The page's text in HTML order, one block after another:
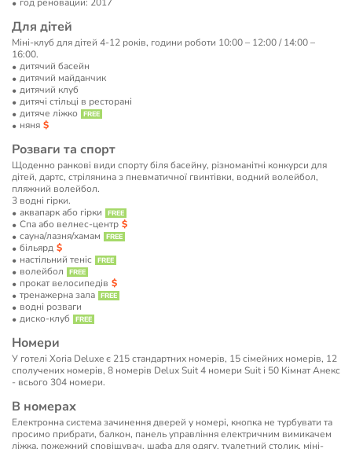
Для дітей
Міні-клуб для дітей 4-12 років, години роботи 10:00 – 12:00 / 14:00 –
16:00.
дитячий басейн
дитячий майданчик
дитячий клуб
дитячі стільці в ресторані
дитяче ліжко
няня
Розваги та спорт
Щоденно ранкові види спорту біля басейну, різноманітні конкурси для
дітей, дартс, стрілянина з пневматичної гвинтівки, водний волейбол,
пляжний волейбол.
3 водні гірки.
аквапарк або гірки
Спа або велнес-центр
сауна/лазня/хамам
більярд
настільний теніс
волейбол
прокат велосипедів
тренажерна зала
водні розваги
диско-клуб
Номери
У готелі Xoria Deluxe є 215 стандартних номерів, 15 сімейних номерів, 12
сполучених номерів, 8 номерів Delux Suit 4 номери Suit і 50 Кімнат Анекс
- всього 304 номери.
В номерах
Електронна система зачинення дверей у номері, кнопка не турбувати та
просимо прибрати, балкон, панель управління електричним вимикачем
ліжка, пожежний сповіщувач, шафа для одягу, туалетний столик, міні-